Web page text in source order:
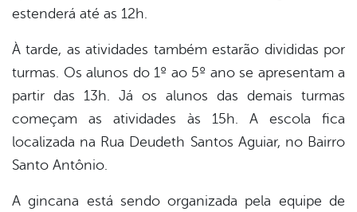
estenderá até as 12h.
À tarde, as atividades também estarão divididas por
turmas. Os alunos do 1º ao 5º ano se apresentam a
partir das 13h. Já os alunos das demais turmas
começam as atividades às 15h. A escola fica
localizada na Rua Deudeth Santos Aguiar, no Bairro
Santo Antônio.
A gincana está sendo organizada pela equipe de